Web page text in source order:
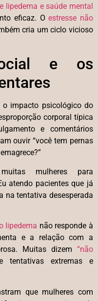
lipedema e saúde mental
eficaz. Oestresse não
cria um ciclo vicioso
e os
impacto psicológico do
corporal típica
e comentários
ouvir “você tem pernas
mulheres para
atendo pacientes que já
na tentativa desesperada
lipedema não responde à
e a relação com a
Muitas dizem “não
tentativas extremas e
que mulheres com